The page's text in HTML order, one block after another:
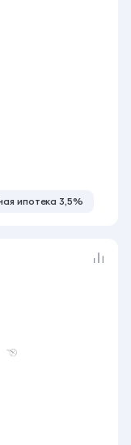
ипотека 3,5%